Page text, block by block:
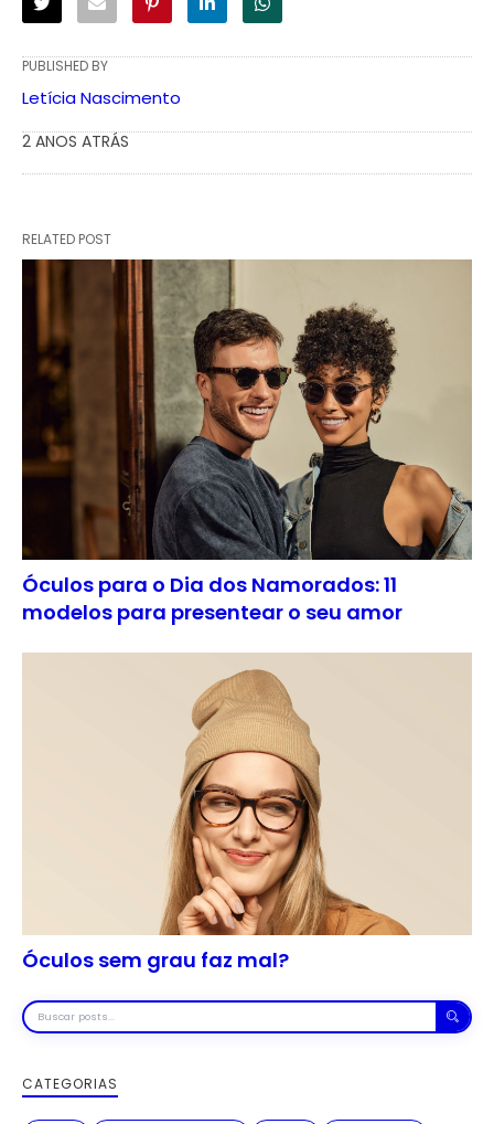
PUBLISHED BY
Letícia Nascimento
2 ANOS ATRÁS
RELATED POST
Óculos para o Dia dos Namorados: 11
modelos para presentear o seu amor
Óculos sem grau faz mal?
Buscar
posts
CATEGORIAS